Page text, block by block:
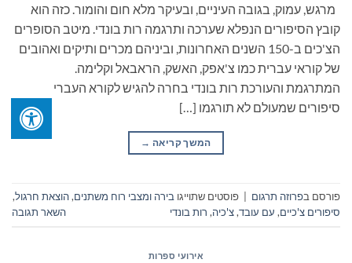
מרגש, עמוק, בגובה העיניים, ובעיקר מלא חום והומור. כזה הוא
קובץ הסיפורים הנפלא שערכה ותרגמה רות בונדי. מיטב הסופרים
הצ'כים ב-150 השנים האחרונות, וביניהם מכרים ותיקים ואהובים
של קוראי עברית כמו צ'אפק, האשק, הראבאל וקלימה.
המתרגמת והעורכת רות בונדי בחרה להגיש לקורא העברי
סיפורים שמעולם לא תורגמו […]
המשך קריאה →
פורסם בפרוזה תרגום פוסטים שתוייגו בירה ומצבי רוח משתנים,הוצאת חרגול,
סיפורים צ'כיים, עם עובד,צ'כיה, רות בונדי השאר תגובה
אירועי ספרות